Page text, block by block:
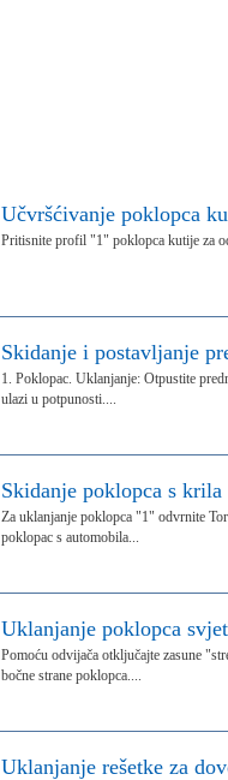
Učvršćivanje poklopca
Pritisnite profil "1" poklopca kutije za
Skidanje i postavljanje
1. Poklopac. Uklanjanje: Otpustite
ulazi u potpunosti....
Skidanje poklopca s krila
Za uklanjanje poklopca "1" odvrnite
poklopac s automobila...
Uklanjanje poklopca
Pomoću odvijača otključajte zasune
bočne strane poklopca....
Uklanjanje rešetke za